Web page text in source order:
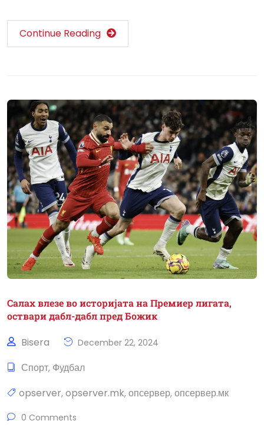
Continue Reading
Салах влезе во историјата на Премиер лигата,
оствари дабл-дабл пред Божик
Bisera December 22, 2024
Спорт, Фудбал
opserver, opserver.mk, опсервер, опсервер.мк
0 Comments